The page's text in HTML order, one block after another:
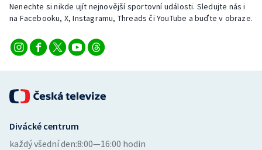
Nenechte si nikde ujít nejnovější sportovní události. Sledujte nás i
na Facebooku, X, Instagramu, Threads či YouTube a buďte v obraze.
Divácké centrum
každý všední den:8:00—16:00 hodin